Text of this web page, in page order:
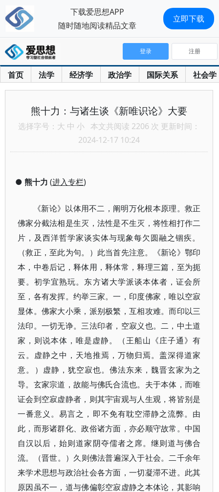
首页 法学 经济学 政治学 国际关系 社会学
登录 注册
熊十力：与诸生谈《新唯识论》大要
选择字号： 大 中 小 本文共阅读 2206 次 更新时间：
2024-12-17 10:24
● 熊十力 (进入专栏)
《新论》以体用不二，阐明万化根本原理。救正
佛家分截法相是生灭，法性是不生灭，将性相打作二
片，及西洋哲学家谈实体与现象每欠圆融之锢疾。
（救正，至此为句。​）此当首先注意。​《新论》鄂印
本，中卷后记，释体用，释体常，释理三篇，至为扼
要。初学宜熟玩。东方诸大学派谈本体者，证会所
至，各有发挥。约举三家。一，印度佛家，唯以空寂
显体。佛家大小乘，派别极繁，互相攻难。而印以三
法印。一切无诤。三法印者，空寂义也。二，中土道
家，则说本体，唯是虚静。​（王船山《庄子通》有
云。虚静之中，天地推焉，万物归焉。盖深得道家
意。​）虚静，犹空寂也。佛法东来，魏晋玄家为之
导。玄家宗道，故能与佛氏合流也。夫于本体，而唯
证会到空寂虚静者，则其宇宙观与人生观，将皆别是
一番意义。易言之，即不免有耽空滞静之流弊。由
此，而形诸群化、政俗诸方面，亦必顺守故常。中国
自汉以后，始则道家阴夺儒者之席。继则道与佛合
流。​（晋世。​）久则佛法普遍深入于社会。二千余年
来学术思想与政治社会各方面，一切凝滞不进。此其
原因虽不一，道与佛偏彰空寂虚静之本体论，其影响
下载爱思想APP
随时随地阅读精品文章
立即下载